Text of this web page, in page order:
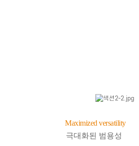
Maximized versatility
극대화된 범용성